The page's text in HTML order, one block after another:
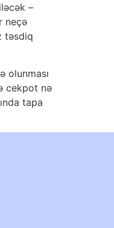
–
neçə
təsdiq
olunması
cekpot nə
tapa